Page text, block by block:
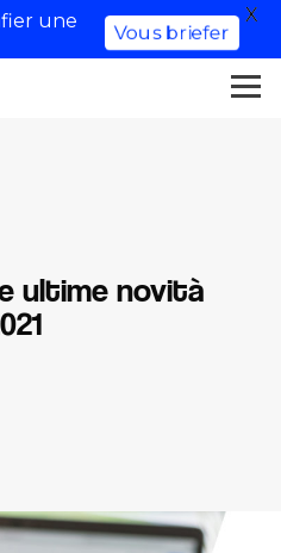
ultime novità
une
Vous briefer
X